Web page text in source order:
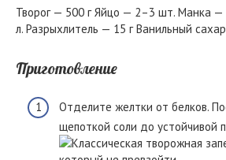
Творог — 500 г Яйцо — 2–3 шт. Манка —
л. Разрыхлитель — 15 г Ванильный
Приготовление
Отделите желтки от белков.
щепоткой соли до устойчивой